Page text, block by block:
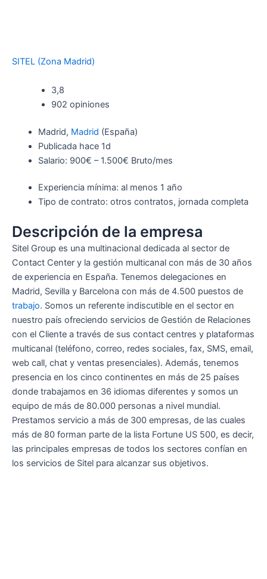
SITEL (Zona Madrid)
3,8
902 opiniones
Madrid, Madrid (España)
Publicada hace 1d
Salario: 900€ – 1.500€ Bruto/mes
Experiencia mínima: al menos 1 año
Tipo de contrato: otros contratos, jornada completa
Descripción de la empresa
Sitel Group es una multinacional dedicada al sector de
Contact Center y la gestión multicanal con más de 30 años
de experiencia en España. Tenemos delegaciones en
Madrid, Sevilla y Barcelona con más de 4.500 puestos de
trabajo. Somos un referente indiscutible en el sector en
nuestro país ofreciendo servicios de Gestión de Relaciones
con el Cliente a través de sus contact centres y plataformas
multicanal (teléfono, correo, redes sociales, fax, SMS, email,
web call, chat y ventas presenciales). Además, tenemos
presencia en los cinco continentes en más de 25 países
donde trabajamos en 36 idiomas diferentes y somos un
equipo de más de 80.000 personas a nivel mundial.
Prestamos servicio a más de 300 empresas, de las cuales
más de 80 forman parte de la lista Fortune US 500, es decir,
las principales empresas de todos los sectores confían en
los servicios de Sitel para alcanzar sus objetivos.